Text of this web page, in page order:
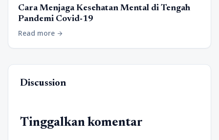
Cara Menjaga Kesehatan Mental di Tengah
Pandemi Covid-19
Read more arrow_forward
Discussion
Tinggalkan komentar